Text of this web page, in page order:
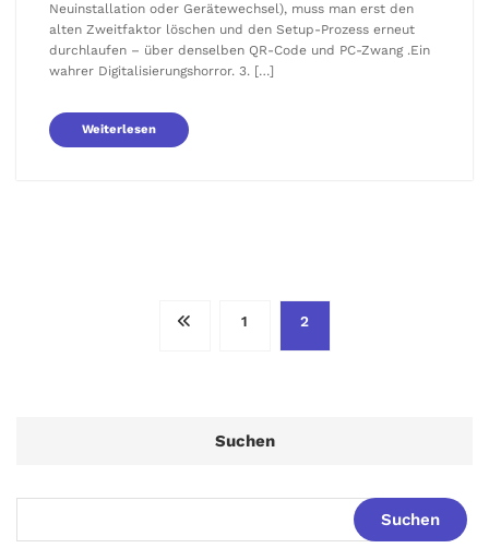
Neuinstallation oder Gerätewechsel), muss man erst den
alten Zweitfaktor löschen und den Setup-Prozess erneut
durchlaufen – über denselben QR-Code und PC-Zwang .Ein
wahrer Digitalisierungshorror. 3. […]
Weiterlesen
Seitennummerierung
1 2
Suchen
Suchen